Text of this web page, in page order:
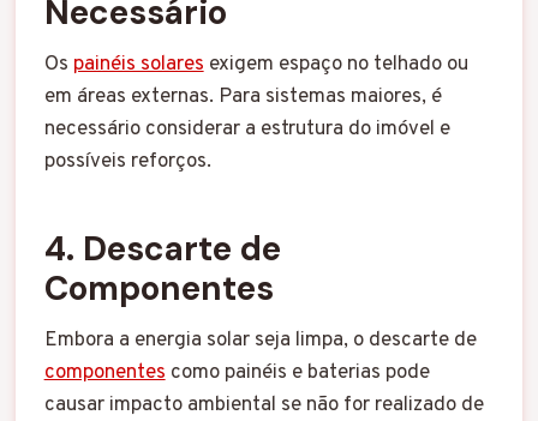
Necessário
Os painéis solaresexigem espaço no telhado ou
em áreas externas. Para sistemas maiores, é
necessário considerar a estrutura do imóvel e
possíveis reforços.
4. Descarte de
Componentes
Embora a energia solar seja limpa, o descarte de
componentescomo painéis e baterias pode
causar impacto ambiental se não for realizado de